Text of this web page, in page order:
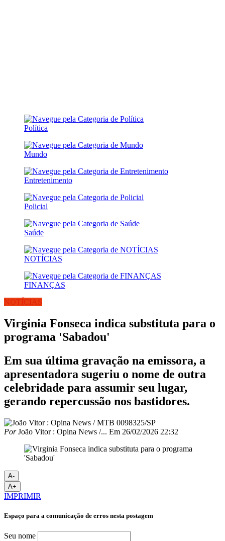
Política
Mundo
Entretenimento
Policial
Saúde
NOTÍCIAS
FINANÇAS
NOTÍCIAS
Virginia Fonseca indica substituta para o
programa 'Sabadou'
Em sua última gravação na emissora, a
apresentadora sugeriu o nome de outra
celebridade para assumir seu lugar,
gerando repercussão nos bastidores.
PorJoão Vitor : Opina News /... Em 26/02/2026 22:32
A-
A+
IMPRIMIR
Espaço para a comunicação de erros nesta postagem
Seu nome